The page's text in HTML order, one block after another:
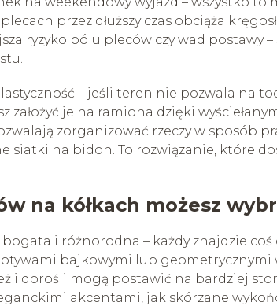
przez dłuższy czas obciąża
ryzyko bólu pleców czy wad postawy
– jeśli teren nie pozwala na
założyć je na ramiona dzięki
zorganizować rzeczy w sposób
siatki na bidon. To rozwiązanie, które
na kółkach możesz
i różnorodna – każdy znajdzie coś
bajkowymi lub geometrycznymi
i dorośli mogą postawić na bardziej
akcentami, jak skórzane